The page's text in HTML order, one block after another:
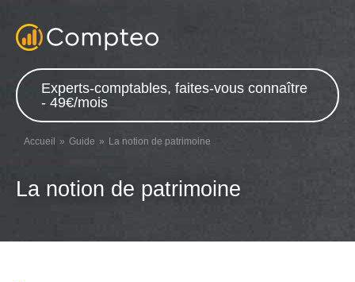
Experts-comptables, faites-vous connaître
- 49€/mois
Accueil Guide La notion de patrimoine
La notion de patrimoine